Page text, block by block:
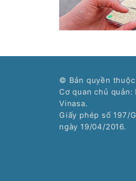
© Bản quyền
Cơ quan chủ
Vinasa.
Giấy phép số 197/
ngày 19/04/2016.